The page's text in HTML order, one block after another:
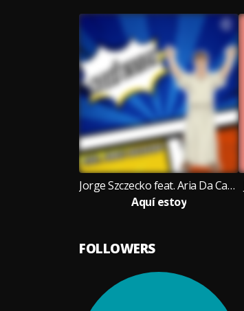
Jorge Szczecko feat. Aria Da Capo
Aquí estoy
FOLLOWERS